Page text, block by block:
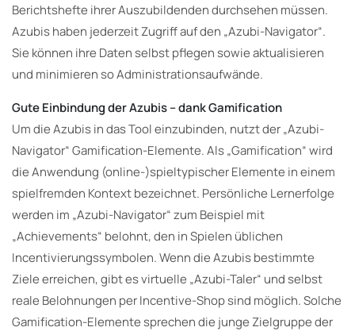
Berichtshefte ihrer Auszubildenden durchsehen müssen.
Azubis haben jederzeit Zugriff auf den „Azubi-Navigator“.
Sie können ihre Daten selbst pflegen sowie aktualisieren
und minimieren so Administrationsaufwände.
Gute Einbindung der Azubis – dank Gamification
Um die Azubis in das Tool einzubinden, nutzt der „Azubi-
Navigator“ Gamification-Elemente. Als „Gamification“ wird
die Anwendung (online-)spieltypischer Elemente in einem
spielfremden Kontext bezeichnet. Persönliche Lernerfolge
werden im „Azubi-Navigator“ zum Beispiel mit
„Achievements“ belohnt, den in Spielen üblichen
Incentivierungssymbolen. Wenn die Azubis bestimmte
Ziele erreichen, gibt es virtuelle „Azubi-Taler“ und selbst
reale Belohnungen per Incentive-Shop sind möglich. Solche
Gamification-Elemente sprechen die junge Zielgruppe der